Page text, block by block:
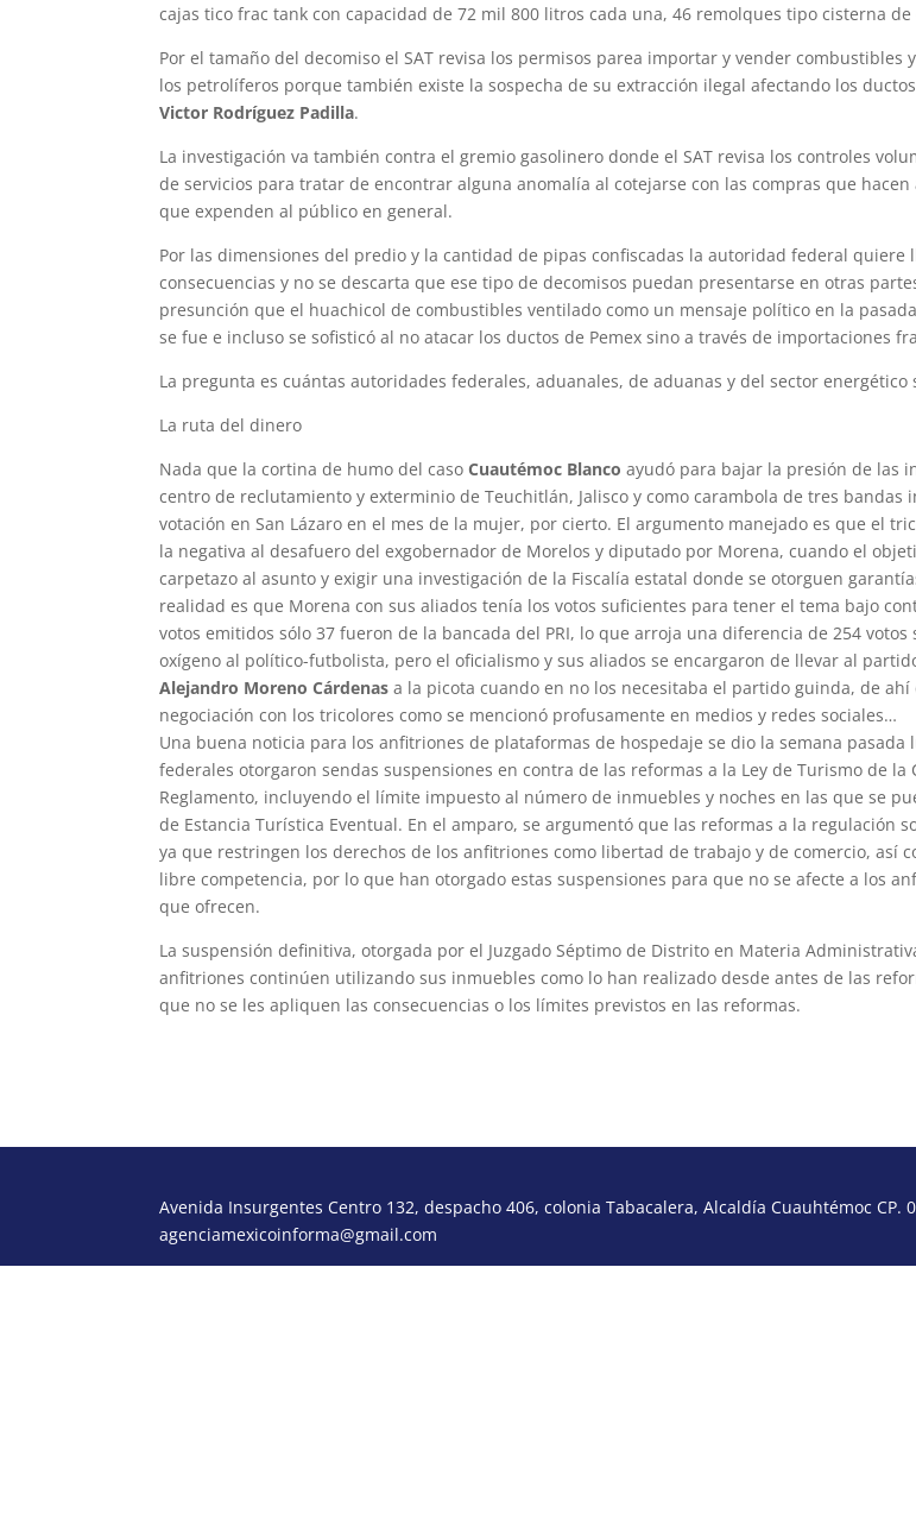
cajas tico frac tank con capacidad de 72 mil 800 litros cada una, 46 remolques tipo cisterna
Por el tamaño del decomiso el SAT revisa los permisos parea importar y vender combustibles
los petrolíferos porque también existe la sospecha de su extracción ilegal afectando los
Victor Rodríguez Padilla.
La investigación va también contra el gremio gasolinero donde el SAT revisa los controles
de servicios para tratar de encontrar alguna anomalía al cotejarse con las compras que hacen
que expenden al público en general.
Por las dimensiones del predio y la cantidad de pipas confiscadas la autoridad federal quiere
consecuencias y no se descarta que ese tipo de decomisos puedan presentarse en otras
presunción que el huachicol de combustibles ventilado como un mensaje político en la
se fue e incluso se sofisticó al no atacar los ductos de Pemex sino a través de importaciones
La pregunta es cuántas autoridades federales, aduanales, de aduanas y del sector energético
La ruta del dinero
Nada que la cortina de humo del casoCuautémoc Blanco ayudó para bajar la presión de las
centro de reclutamiento y exterminio de Teuchitlán, Jalisco y como carambola de tres bandas
votación en San Lázaro en el mes de la mujer, por cierto. El argumento manejado es que el
la negativa al desafuero del exgobernador de Morelos y diputado por Morena, cuando el
carpetazo al asunto y exigir una investigación de la Fiscalía estatal donde se otorguen
realidad es que Morena con sus aliados tenía los votos suficientes para tener el tema bajo
votos emitidos sólo 37 fueron de la bancada del PRI, lo que arroja una diferencia de 254
oxígeno al político-futbolista, pero el oficialismo y sus aliados se encargaron de llevar al
Alejandro Moreno Cárdenasa la picota cuando en no los necesitaba el partido guinda, de ahí
negociación con los tricolores como se mencionó profusamente en medios y redes sociales…
Una buena noticia para los anfitriones de plataformas de hospedaje se dio la semana pasada
federales otorgaron sendas suspensiones en contra de las reformas a la Ley de Turismo de la
Reglamento, incluyendo el límite impuesto al número de inmuebles y noches en las que se
de Estancia Turística Eventual. En el amparo, se argumentó que las reformas a la regulación
ya que restringen los derechos de los anfitriones como libertad de trabajo y de comercio, así
libre competencia, por lo que han otorgado estas suspensiones para que no se afecte a los
que ofrecen.
La suspensión definitiva, otorgada por el Juzgado Séptimo de Distrito en Materia
anfitriones continúen utilizando sus inmuebles como lo han realizado desde antes de las
que no se les apliquen las consecuencias o los límites previstos en las reformas.
Avenida Insurgentes Centro 132, despacho 406, colonia Tabacalera, Alcaldía Cuauhtémoc CP.
agenciamexicoinforma@gmail.com